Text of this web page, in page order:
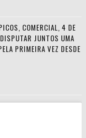
COMERCIAL, 4 DE
JUNTOS UMA
PRIMEIRA VEZ DESDE